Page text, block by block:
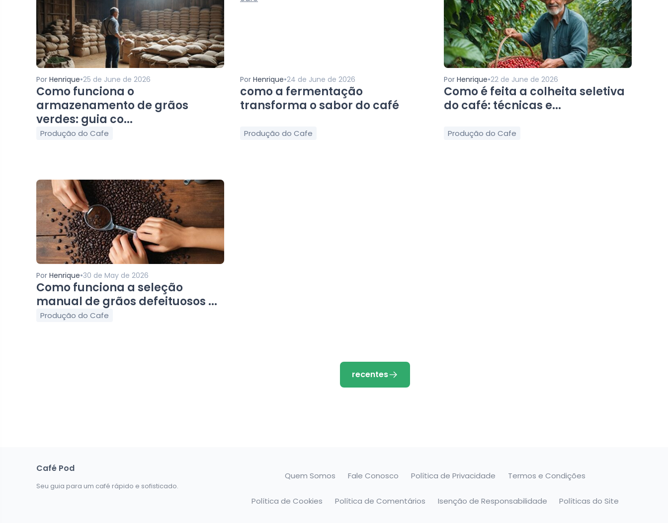
Por Henrique•25 de June de 2026
Como funciona o
armazenamento de grãos
verdes: guia co...
Produção do Cafe
Por Henrique•24 de June de 2026
como a fermentação
transforma o sabor do café
Produção do Cafe
Por Henrique•22 de June de 2026
Como é feita a colheita seletiva
do café: técnicas e...
Produção do Cafe
Por Henrique•30 de May de 2026
Como funciona a seleção
manual de grãos defeituosos ...
Produção do Cafe
recentes
Café Pod
Seu guia para um café rápido e sofisticado.
Quem Somos Fale Conosco Política de Privacidade Termos e Condições
Política de Cookies Política de Comentários Isenção de Responsabilidade Políticas do Site